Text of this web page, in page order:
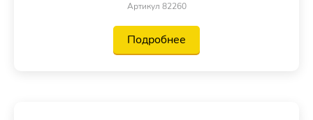
Артикул 82260
Подробнее